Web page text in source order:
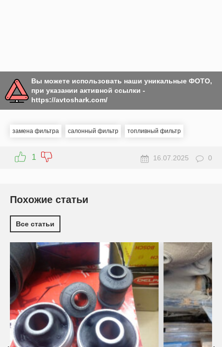
Вы можете использовать наши уникальные ФОТО,
при указании активной ссылки -
https://avtoshark.com/
замена фильтра салонный фильтр топливный фильтр
1 16.07.2025 0
Похожие статьи
Все статьи